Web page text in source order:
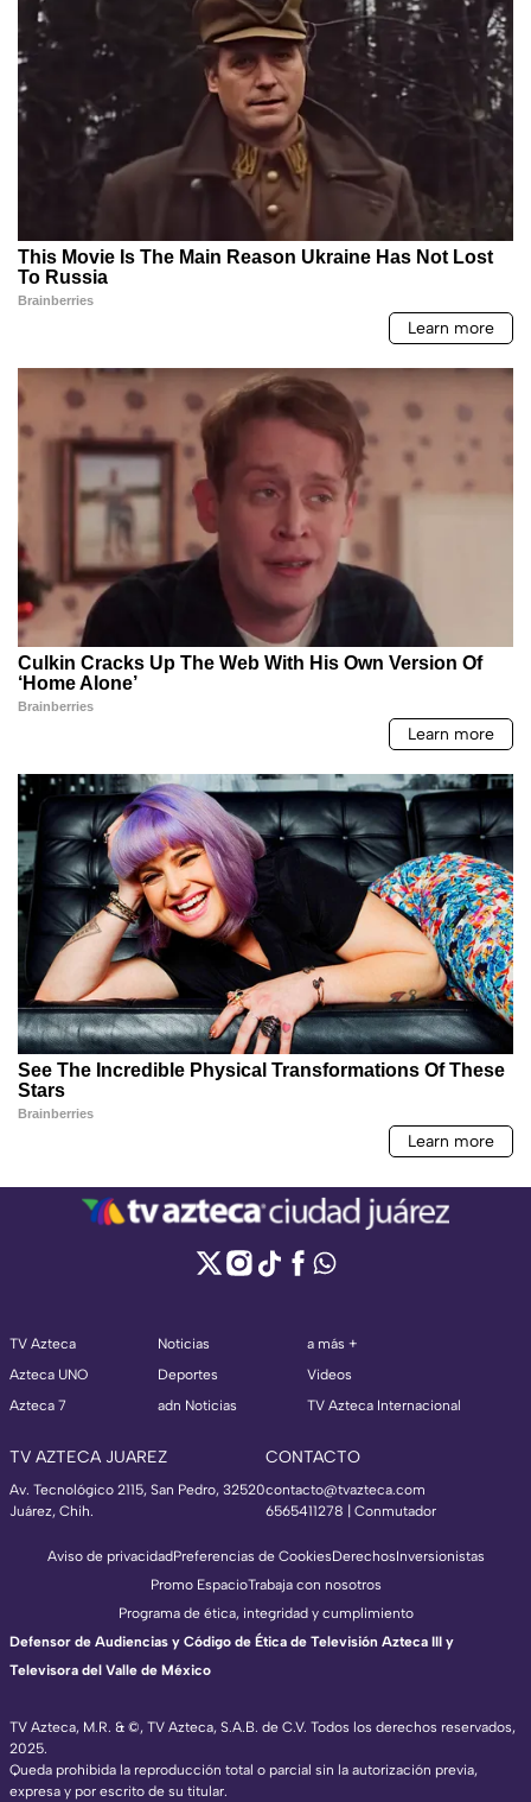
TV Azteca
Azteca UNO
Azteca 7
Noticias
Deportes
adn Noticias
a más +
Videos
TV Azteca Internacional
TV AZTECA JUAREZ
Av. Tecnológico 2115, San Pedro, 32520
Juárez, Chih.
CONTACTO
contacto@tvazteca.com
6565411278 | Conmutador
TV Azteca, M.R. & ©, TV Azteca, S.A.B. de C.V. Todos los derechos reservados,
2025.
Queda prohibida la reproducción total o parcial sin la autorización previa,
expresa y por escrito de su titular.
Aviso de privacidadPreferencias de CookiesDerechosInversionistas
Promo EspacioTrabaja con nosotros
Programa de ética, integridad y cumplimiento
Defensor de Audiencias y Código de Ética de Televisión Azteca III y
Televisora del Valle de México